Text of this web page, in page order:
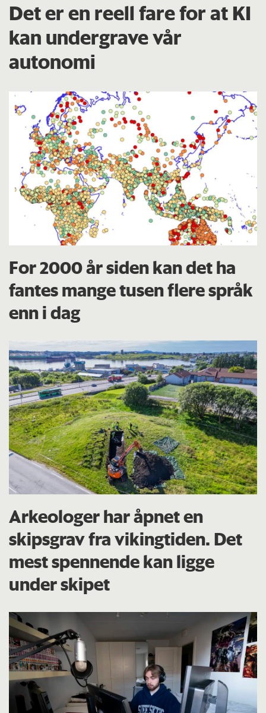
Det er en reell fare for at KI
kan undergrave vår
autonomi
For 2000 år siden kan det ha
fantes mange tusen flere språk
enn i dag
Arkeologer har åpnet en
skipsgrav fra vikingtiden. Det
mest spennende kan ligge
under skipet